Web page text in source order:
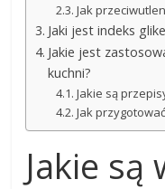
Jak
Jaki jest indeks
Jakie jest
kuchni?
Jakie są
Jak
Jakie są